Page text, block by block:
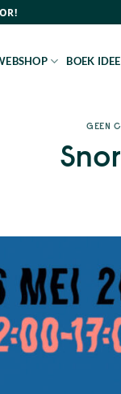
BOEK IDEE
GEEN